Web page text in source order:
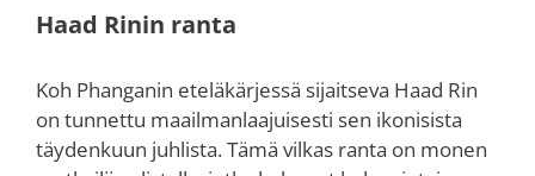
Haad Rinin ranta
Koh Phanganin eteläkärjessä sijaitseva Haad Rin
on tunnettu maailmanlaajuisesti sen ikonisista
täydenkuun juhlista. Tämä vilkas ranta on monen